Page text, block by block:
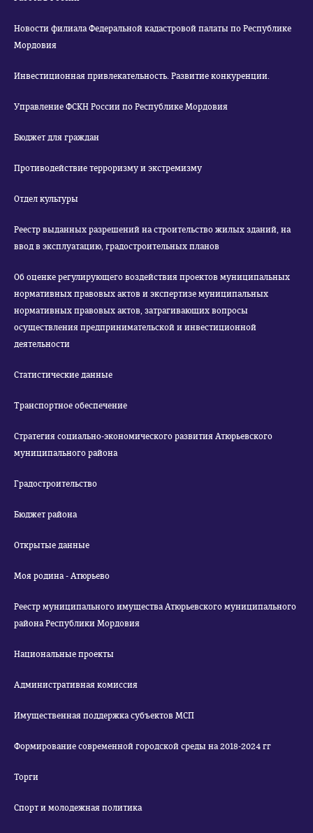
Новости филиала Федеральной кадастровой палаты по Республике
Мордовия
Инвестиционная привлекательность. Развитие конкуренции.
Управление ФСКН России по Республике Мордовия
Бюджет для граждан
Противодействие терроризму и экстремизму
Отдел культуры
Реестр выданных разрешений на строительство жилых зданий, на
ввод в эксплуатацию, градостроительных планов
Об оценке регулирующего воздействия проектов муниципальных
нормативных правовых актов и экспертизе муниципальных
нормативных правовых актов, затрагивающих вопросы
осуществления предпринимательской и инвестиционной
деятельности
Статистические данные
Транспортное обеспечение
Стратегия социально-экономического развития Атюрьевского
муниципального района
Градостроительство
Бюджет района
Открытые данные
Моя родина - Атюрьево
Реестр муниципального имущества Атюрьевского муниципального
района Республики Мордовия
Национальные проекты
Административная комиссия
Имущественная поддержка субъектов МСП
Формирование современной городской среды на 2018-2024 гг
Торги
Спорт и молодежная политика